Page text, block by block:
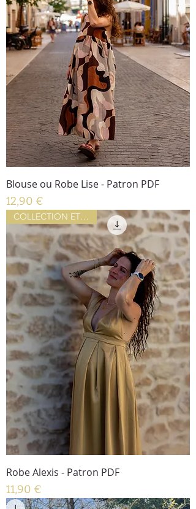
Blouse ou Robe Lise - Patron PDF
Prix
12,90 €
COLLECTION ETE 2026
Robe Alexis - Patron PDF
Prix
11,90 €